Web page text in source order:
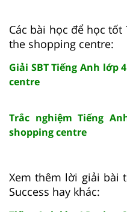
Các bài học để học
the shopping centre:
Giải SBT Tiếng Anh lớp
centre
Trắc nghiệm Tiếng
shopping centre
Xem thêm lời giải bài
Success hay khác: